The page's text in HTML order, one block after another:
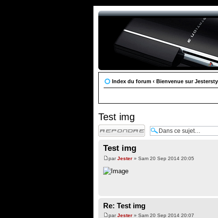
Index du forum ‹ Bienvenue sur
Test img
Répondre
Test img
parJester » Sam 20 Sep 2014 20:05
Re: Test img
parJester » Sam 20 Sep 2014 20:07